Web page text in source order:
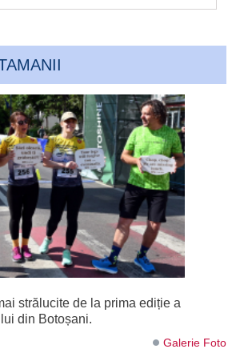
strălucite de la prima ediție a
din Botoșani.
Galerie Foto